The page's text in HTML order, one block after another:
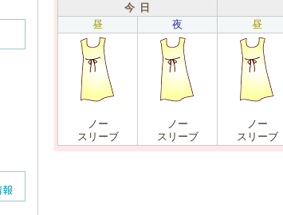
今 日
昼
夜 昼
ノー
スリーブ
ノー
スリーブ
ノー
スリーブ